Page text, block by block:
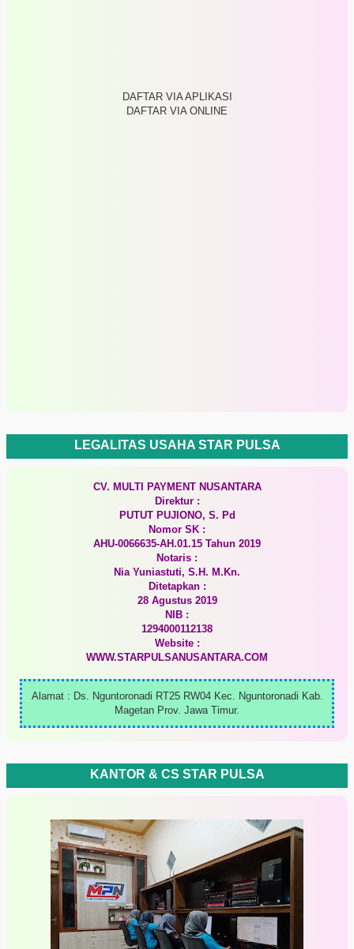
DAFTAR VIA APLIKASI
DAFTAR VIA ONLINE
LEGALITAS USAHA STAR PULSA
CV. MULTI PAYMENT NUSANTARA
Direktur :
PUTUT PUJIONO, S. Pd
Nomor SK :
AHU-0066635-AH.01.15 Tahun 2019
Notaris :
Nia Yuniastuti, S.H. M.Kn.
Ditetapkan :
28 Agustus 2019
NIB :
1294000112138
Website :
WWW.STARPULSANUSANTARA.COM
Alamat : Ds. Nguntoronadi RT25 RW04 Kec. Nguntoronadi Kab.
Magetan Prov. Jawa Timur.
KANTOR & CS STAR PULSA